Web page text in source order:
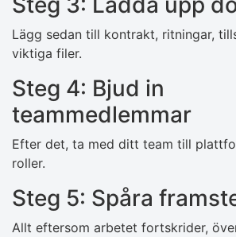
Lägg sedan till kontrakt, ritningar,
viktiga filer.
Steg 4: Bjud in
teammedlemmar
Efter det, ta med ditt team till
roller.
Steg 5: Spåra
Allt eftersom arbetet fortskrider,